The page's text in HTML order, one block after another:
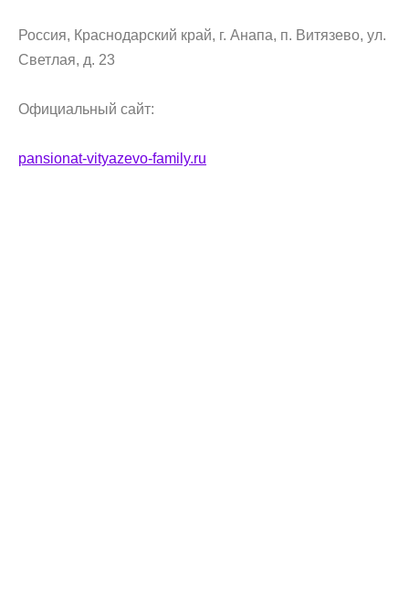
Россия, Краснодарский край, г. Анапа, п. Витязево, ул.
Светлая, д. 23
Официальный сайт:
pansionat-vityazevo-family.ru